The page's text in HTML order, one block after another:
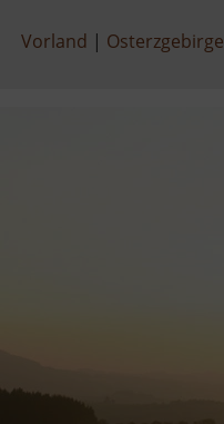
Vorland Osterzgebirge